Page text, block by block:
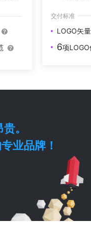
交付标准
LOGO矢
6项
。
业品牌！